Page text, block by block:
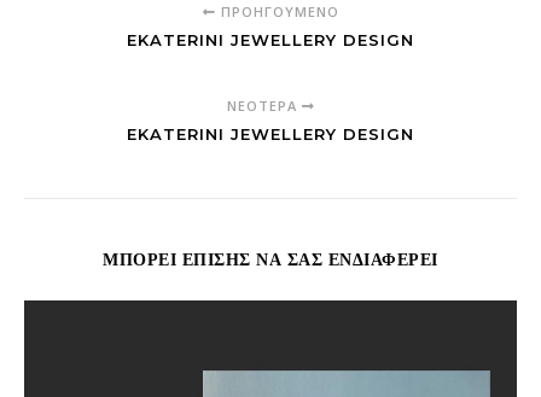
ΠΡΟΗΓΟΎΜΕΝΟ
EKATERINI JEWELLERY DESIGN
ΝΕΌΤΕΡΑ
EKATERINI JEWELLERY DESIGN
ΜΠΟΡΕΊ ΕΠΊΣΗΣ ΝΑ ΣΑΣ ΕΝΔΙΑΦΈΡΕΙ